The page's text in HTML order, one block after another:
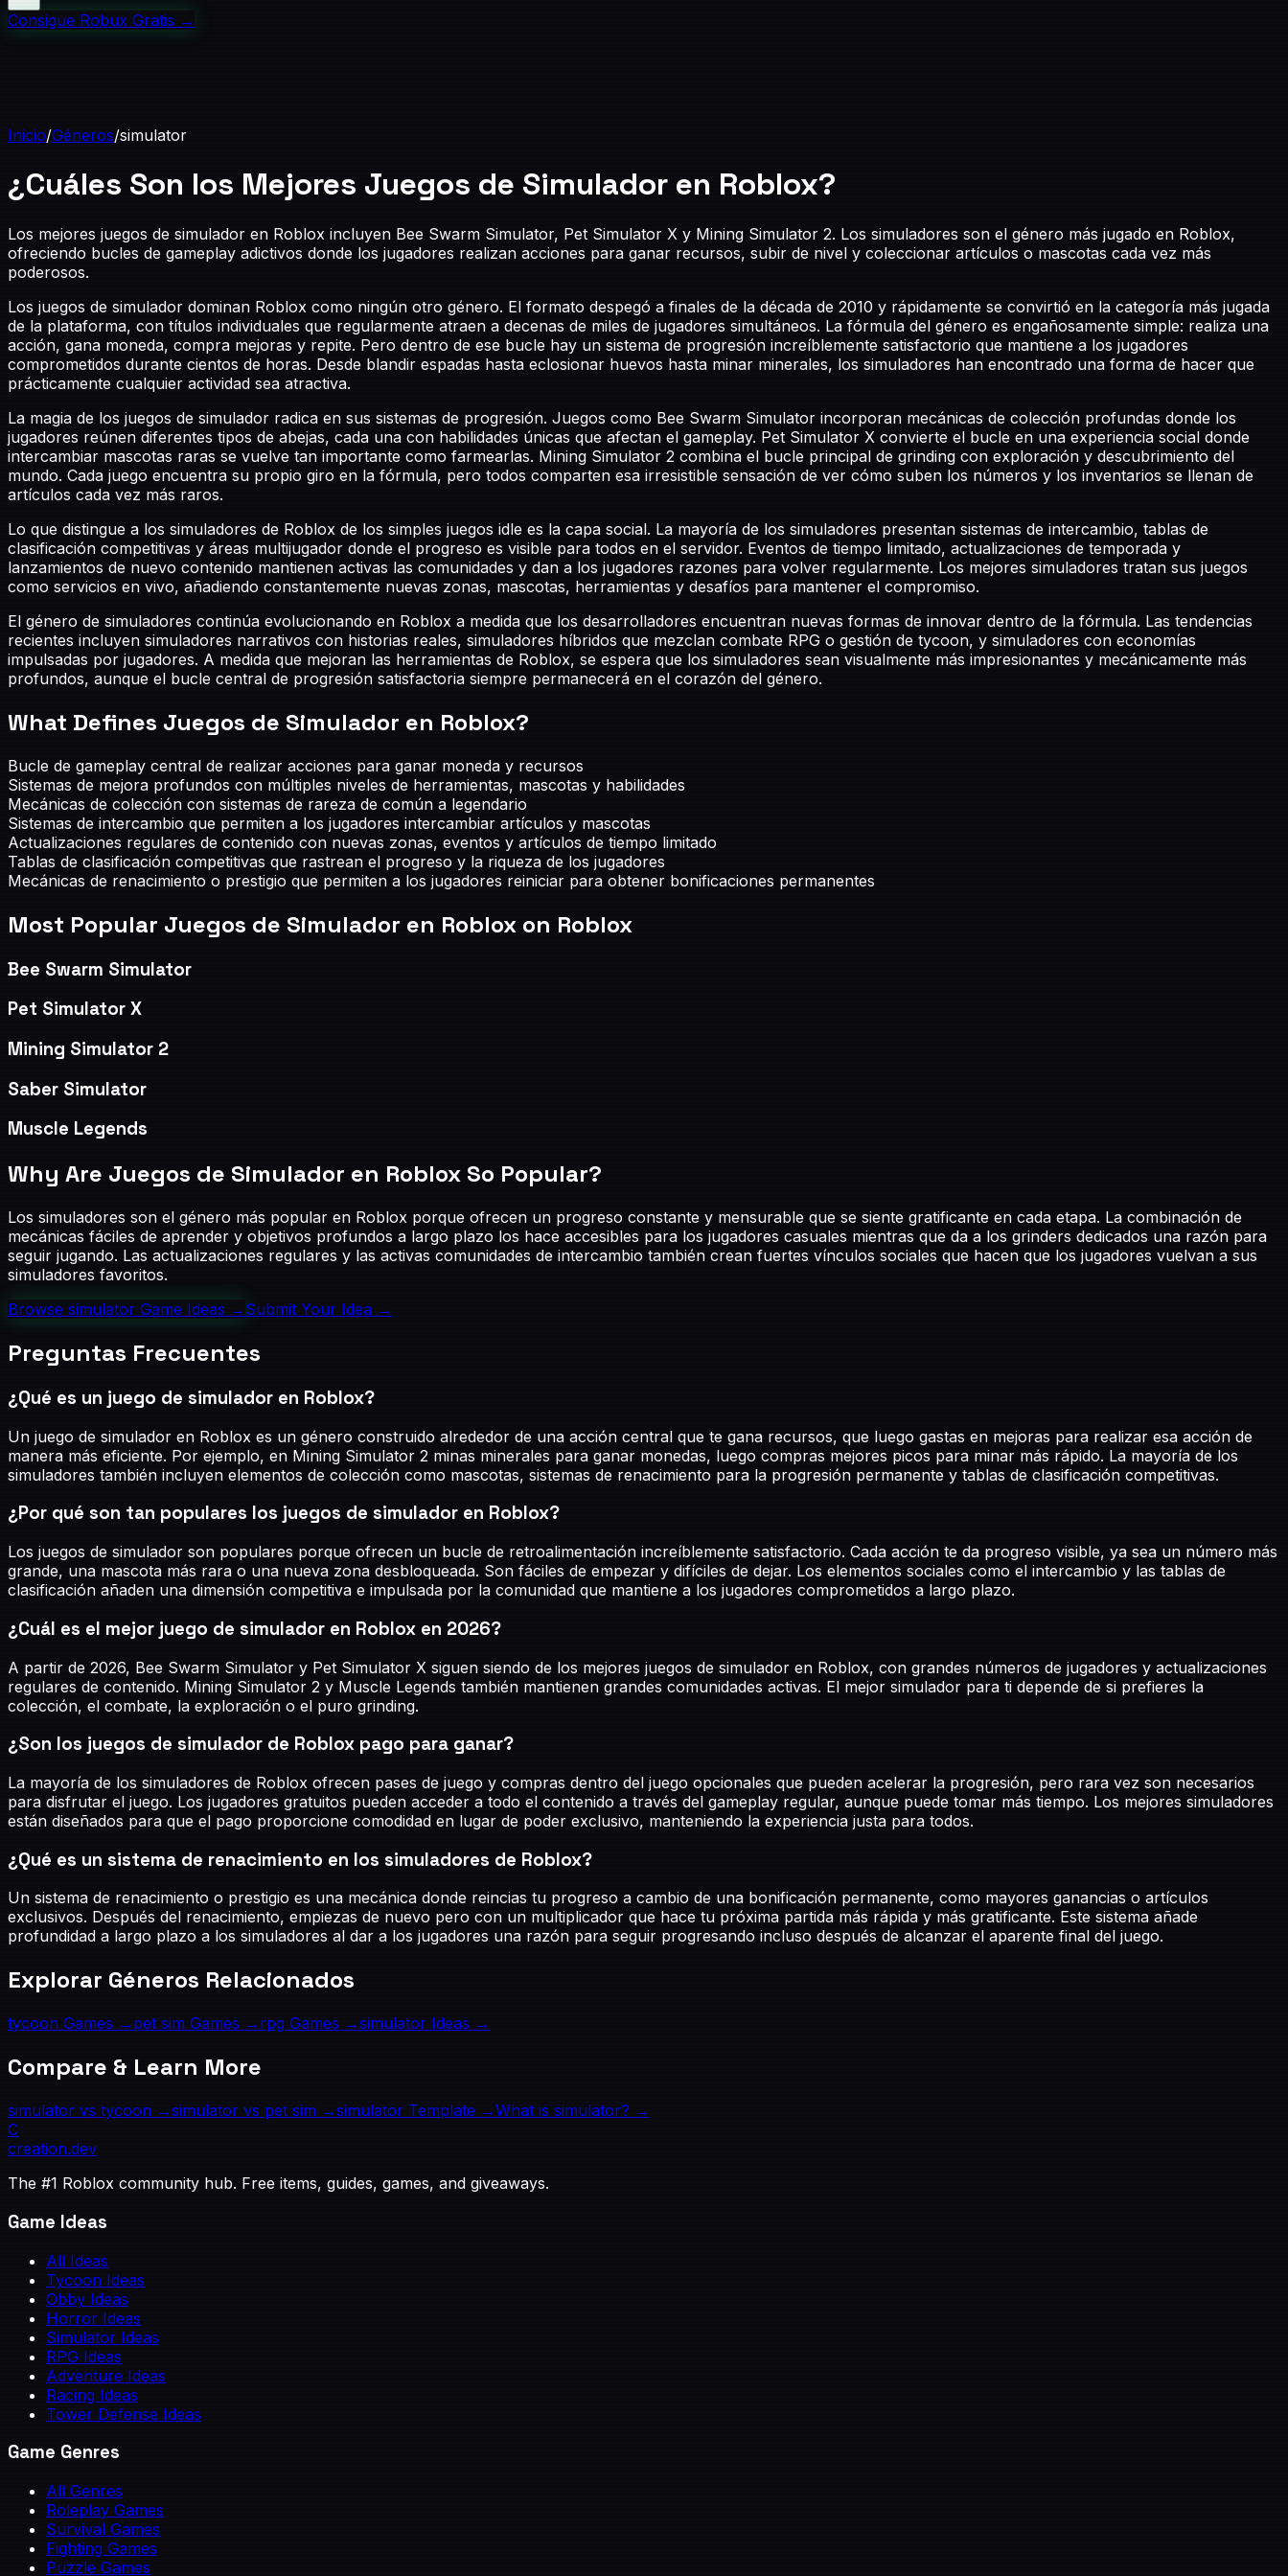
Consigue Robux Gratis →
Inicio/Géneros/simulator
¿Cuáles Son los Mejores Juegos de Simulador en Roblox?
Los mejores juegos de simulador en Roblox incluyen Bee Swarm Simulator, Pet Simulator X y Mining Simulator 2. Los simuladores son el género más jugado en Roblox,
ofreciendo bucles de gameplay adictivos donde los jugadores realizan acciones para ganar recursos, subir de nivel y coleccionar artículos o mascotas cada vez más
poderosos.
Los juegos de simulador dominan Roblox como ningún otro género. El formato despegó a finales de la década de 2010 y rápidamente se convirtió en la categoría más jugada
de la plataforma, con títulos individuales que regularmente atraen a decenas de miles de jugadores simultáneos. La fórmula del género es engañosamente simple: realiza una
acción, gana moneda, compra mejoras y repite. Pero dentro de ese bucle hay un sistema de progresión increíblemente satisfactorio que mantiene a los jugadores
comprometidos durante cientos de horas. Desde blandir espadas hasta eclosionar huevos hasta minar minerales, los simuladores han encontrado una forma de hacer que
prácticamente cualquier actividad sea atractiva.
La magia de los juegos de simulador radica en sus sistemas de progresión. Juegos como Bee Swarm Simulator incorporan mecánicas de colección profundas donde los
jugadores reúnen diferentes tipos de abejas, cada una con habilidades únicas que afectan el gameplay. Pet Simulator X convierte el bucle en una experiencia social donde
intercambiar mascotas raras se vuelve tan importante como farmearlas. Mining Simulator 2 combina el bucle principal de grinding con exploración y descubrimiento del
mundo. Cada juego encuentra su propio giro en la fórmula, pero todos comparten esa irresistible sensación de ver cómo suben los números y los inventarios se llenan de
artículos cada vez más raros.
Lo que distingue a los simuladores de Roblox de los simples juegos idle es la capa social. La mayoría de los simuladores presentan sistemas de intercambio, tablas de
clasificación competitivas y áreas multijugador donde el progreso es visible para todos en el servidor. Eventos de tiempo limitado, actualizaciones de temporada y
lanzamientos de nuevo contenido mantienen activas las comunidades y dan a los jugadores razones para volver regularmente. Los mejores simuladores tratan sus juegos
como servicios en vivo, añadiendo constantemente nuevas zonas, mascotas, herramientas y desafíos para mantener el compromiso.
El género de simuladores continúa evolucionando en Roblox a medida que los desarrolladores encuentran nuevas formas de innovar dentro de la fórmula. Las tendencias
recientes incluyen simuladores narrativos con historias reales, simuladores híbridos que mezclan combate RPG o gestión de tycoon, y simuladores con economías
impulsadas por jugadores. A medida que mejoran las herramientas de Roblox, se espera que los simuladores sean visualmente más impresionantes y mecánicamente más
profundos, aunque el bucle central de progresión satisfactoria siempre permanecerá en el corazón del género.
What Defines Juegos de Simulador en Roblox?
Bucle de gameplay central de realizar acciones para ganar moneda y recursos
Sistemas de mejora profundos con múltiples niveles de herramientas, mascotas y habilidades
Mecánicas de colección con sistemas de rareza de común a legendario
Sistemas de intercambio que permiten a los jugadores intercambiar artículos y mascotas
Actualizaciones regulares de contenido con nuevas zonas, eventos y artículos de tiempo limitado
Tablas de clasificación competitivas que rastrean el progreso y la riqueza de los jugadores
Mecánicas de renacimiento o prestigio que permiten a los jugadores reiniciar para obtener bonificaciones permanentes
Most Popular Juegos de Simulador en Roblox on Roblox
Bee Swarm Simulator
Pet Simulator X
Mining Simulator 2
Saber Simulator
Muscle Legends
Why Are Juegos de Simulador en Roblox So Popular?
Los simuladores son el género más popular en Roblox porque ofrecen un progreso constante y mensurable que se siente gratificante en cada etapa. La combinación de
mecánicas fáciles de aprender y objetivos profundos a largo plazo los hace accesibles para los jugadores casuales mientras que da a los grinders dedicados una razón para
seguir jugando. Las actualizaciones regulares y las activas comunidades de intercambio también crean fuertes vínculos sociales que hacen que los jugadores vuelvan a sus
simuladores favoritos.
Browse simulator Game Ideas → Submit Your Idea →
Preguntas Frecuentes
¿Qué es un juego de simulador en Roblox?
Un juego de simulador en Roblox es un género construido alrededor de una acción central que te gana recursos, que luego gastas en mejoras para realizar esa acción de
manera más eficiente. Por ejemplo, en Mining Simulator 2 minas minerales para ganar monedas, luego compras mejores picos para minar más rápido. La mayoría de los
simuladores también incluyen elementos de colección como mascotas, sistemas de renacimiento para la progresión permanente y tablas de clasificación competitivas.
¿Por qué son tan populares los juegos de simulador en Roblox?
Los juegos de simulador son populares porque ofrecen un bucle de retroalimentación increíblemente satisfactorio. Cada acción te da progreso visible, ya sea un número más
grande, una mascota más rara o una nueva zona desbloqueada. Son fáciles de empezar y difíciles de dejar. Los elementos sociales como el intercambio y las tablas de
clasificación añaden una dimensión competitiva e impulsada por la comunidad que mantiene a los jugadores comprometidos a largo plazo.
¿Cuál es el mejor juego de simulador en Roblox en 2026?
A partir de 2026, Bee Swarm Simulator y Pet Simulator X siguen siendo de los mejores juegos de simulador en Roblox, con grandes números de jugadores y actualizaciones
regulares de contenido. Mining Simulator 2 y Muscle Legends también mantienen grandes comunidades activas. El mejor simulador para ti depende de si prefieres la
colección, el combate, la exploración o el puro grinding.
¿Son los juegos de simulador de Roblox pago para ganar?
La mayoría de los simuladores de Roblox ofrecen pases de juego y compras dentro del juego opcionales que pueden acelerar la progresión, pero rara vez son necesarios
para disfrutar el juego. Los jugadores gratuitos pueden acceder a todo el contenido a través del gameplay regular, aunque puede tomar más tiempo. Los mejores simuladores
están diseñados para que el pago proporcione comodidad en lugar de poder exclusivo, manteniendo la experiencia justa para todos.
¿Qué es un sistema de renacimiento en los simuladores de Roblox?
Un sistema de renacimiento o prestigio es una mecánica donde reincias tu progreso a cambio de una bonificación permanente, como mayores ganancias o artículos
exclusivos. Después del renacimiento, empiezas de nuevo pero con un multiplicador que hace tu próxima partida más rápida y más gratificante. Este sistema añade
profundidad a largo plazo a los simuladores al dar a los jugadores una razón para seguir progresando incluso después de alcanzar el aparente final del juego.
Explorar Géneros Relacionados
tycoon Games → pet sim Games → rpg Games →simulator Ideas →
Compare & Learn More
simulator vs tycoon →simulator vs pet sim →simulator Template →What is simulator? →
C
creation.dev
The #1 Roblox community hub. Free items, guides, games, and giveaways.
Game Ideas
All Ideas
Tycoon Ideas
Obby Ideas
Horror Ideas
Simulator Ideas
RPG Ideas
Adventure Ideas
Racing Ideas
Tower Defense Ideas
Game Genres
All Genres
Roleplay Games
Survival Games
Fighting Games
Puzzle Games